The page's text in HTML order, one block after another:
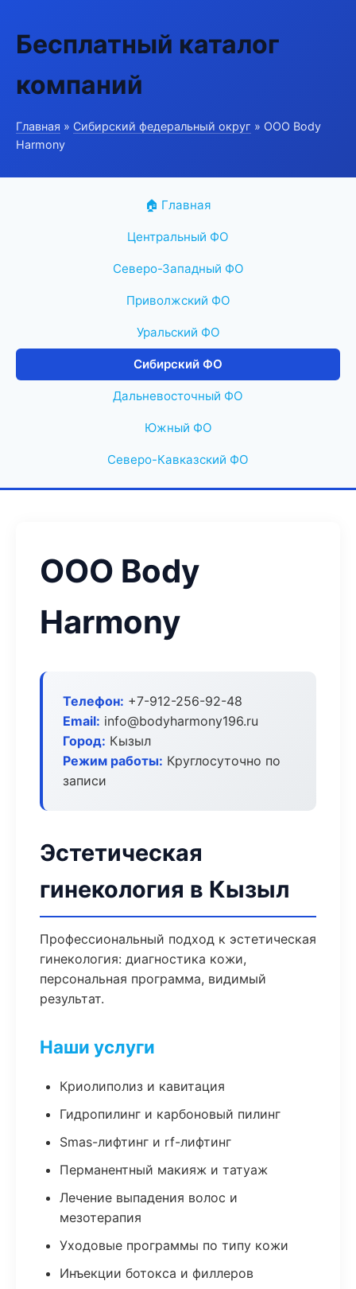
Бесплатный каталог
компаний
Главная » Сибирский федеральный округ » ООО Body
Harmony
🏠 Главная
Центральный ФО
Северо-Западный ФО
Приволжский ФО
Уральский ФО
Сибирский ФО
Дальневосточный ФО
Южный ФО
Северо-Кавказский ФО
ООО Body
Harmony
Телефон: +7-912-256-92-48
Email: info@bodyharmony196.ru
Город: Кызыл
Режим работы: Круглосуточно по
записи
Эстетическая
гинекология в Кызыл
Профессиональный подход к эстетическая
гинекология: диагностика кожи,
персональная программа, видимый
результат.
Наши услуги
Криолиполиз и кавитация
Гидропилинг и карбоновый пилинг
Smas-лифтинг и rf-лифтинг
Перманентный макияж и татуаж
Лечение выпадения волос и
мезотерапия
Уходовые программы по типу кожи
Инъекции ботокса и филлеров